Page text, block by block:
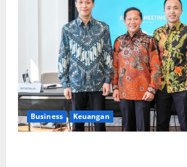
Business Keuangan